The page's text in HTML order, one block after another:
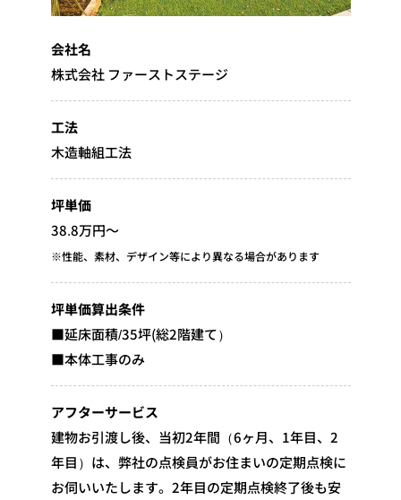
会社名
株式会社 ファーストステージ
工法
木造軸組工法
坪単価
38.8万円～
※性能、素材、デザイン等により異なる場合があります
坪単価算出条件
■延床面積/35坪(総2階建て）
■本体工事のみ
アフターサービス
建物お引渡し後、当初2年間（6ヶ月、1年目、2
年目）は、弊社の点検員がお住まいの定期点検に
お伺いいたします。2年目の定期点検終了後も安